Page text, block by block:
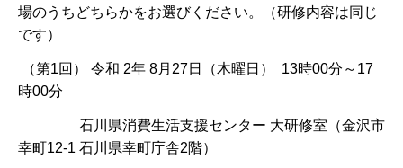
場のうちどちらかをお選びください。（研修内容は同じ
です）
（第1回） 令和 2年 8月27日（木曜日） 13時00分～17
時00分
石川県消費生活支援センター 大研修室（金沢市
幸町12-1 石川県幸町庁舎2階）